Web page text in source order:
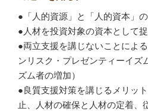
●「人的資源」と「人的資本」
●人材を投資対象の資本として
●両立支援を講じないことによ
ンリスク・プレゼンティーイズ
ズム者の増加）
●良質支援対策を講じるメリッ
止、人材の確保と人材の定着、